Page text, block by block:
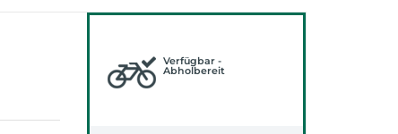
Verfügbar -
Abholbereit